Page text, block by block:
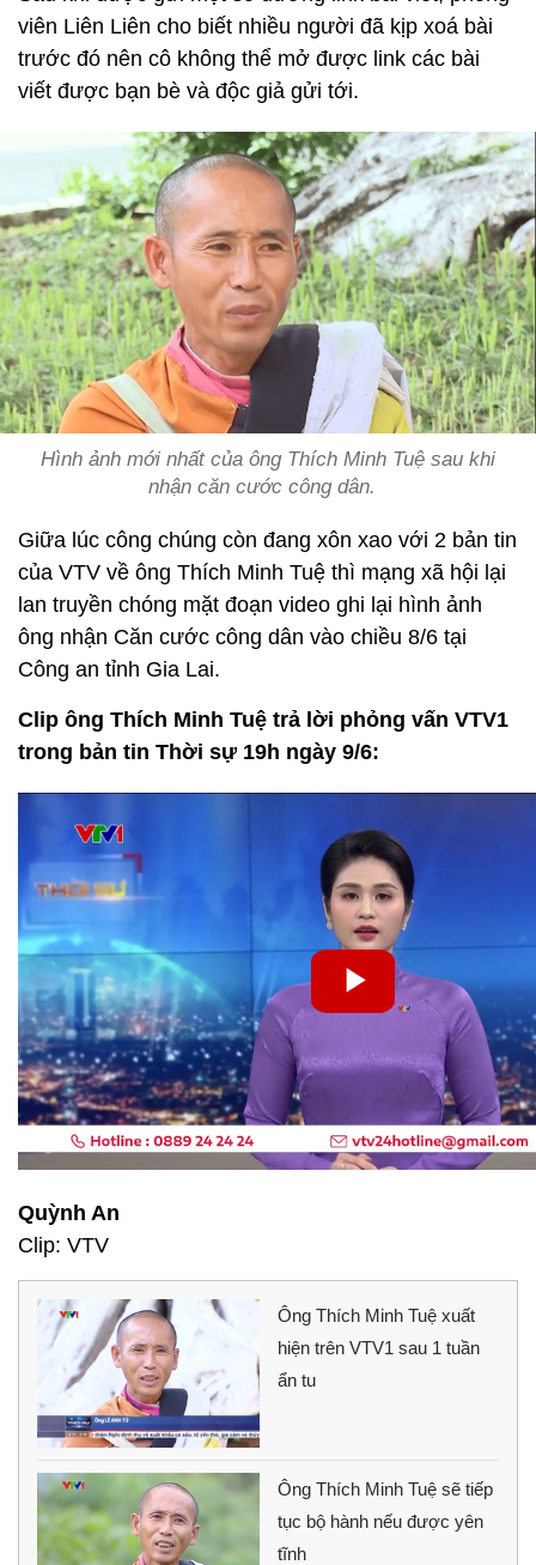
viên Liên Liên cho biết nhiều người đã kịp xoá bài
trước đó nên cô không thể mở được link các bài
viết được bạn bè và độc giả gửi tới.
Hình ảnh mới nhất của ông Thích Minh Tuệ sau khi
nhận căn cước công dân.
Giữa lúc công chúng còn đang xôn xao với 2 bản tin
của VTV về ông Thích Minh Tuệ thì mạng xã hội lại
lan truyền chóng mặt đoạn video ghi lại hình ảnh
ông nhận Căn cước công dân vào chiều 8/6 tại
Công an tỉnh Gia Lai.
Clip ông Thích Minh Tuệ trả lời phỏng vấn VTV1
trong bản tin Thời sự 19h ngày 9/6:
Quỳnh An
Clip: VTV
Ông Thích Minh Tuệ xuất
hiện trên VTV1 sau 1 tuần
ẩn tu
Ông Thích Minh Tuệ sẽ tiếp
tục bộ hành nếu được yên
tĩnh